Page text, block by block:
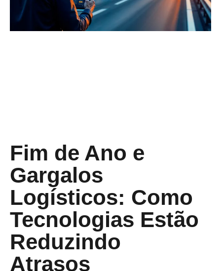
Fim de Ano e
Gargalos
Logísticos: Como
Tecnologias Estão
Reduzindo
Atrasos